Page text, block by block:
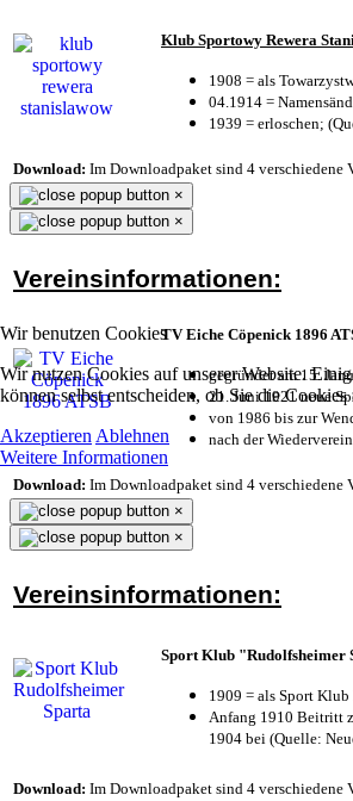
Wir benutzen Cookies
Wir nutzen Cookies auf unserer Website.
können selbst entscheiden, ob Sie die
Akzeptieren Ablehnen
Weitere Informationen
Klub Sportowy Rewera
1908 = als
04.1914 =
1939 = erloschen;
Download: Im Downloadpaket sind 4 verschiedene
×
×
Vereinsinformationen:
TV Eiche Cöpenick 1896
gegründet am 15.
21. Juni 1921 neue
von 1986 bis zur
nach der
Download: Im Downloadpaket sind 4 verschiedene
×
×
Vereinsinformationen:
Sport Klub "Rudolfsheimer
1909 = als Sport
Anfang 1910 Beitritt
1904 bei (Quelle:
Download: Im Downloadpaket sind 4 verschiedene